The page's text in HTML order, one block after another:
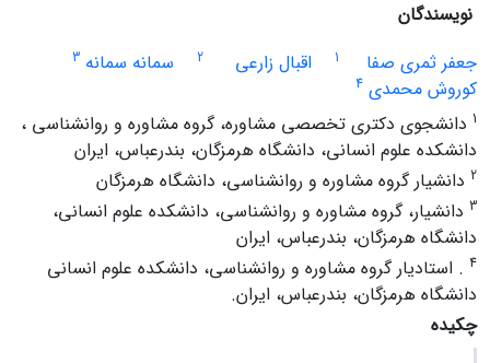
نویسندگان
جعفر ثمری صفا
1 اقبال زارعی 2 سمانه سمانه 3
کوروش محمدی 4
1 دانشجوی دکتری تخصصی مشاوره، گروه مشاوره و روانشناسی ،
دانشکده علوم انسانی، دانشگاه هرمزگان، بندرعباس، ایران
2 دانشیار گروه مشاوره و روانشناسی، دانشگاه هرمزگان
3 دانشیار، گروه مشاوره و روانشناسی، دانشکده علوم انسانی،
دانشگاه هرمزگان، بندرعباس، ایران
4 . استادیار گروه مشاوره و روانشناسی، دانشکده علوم انسانی
دانشگاه هرمزگان، بندرعباس، ایران.
چکیده